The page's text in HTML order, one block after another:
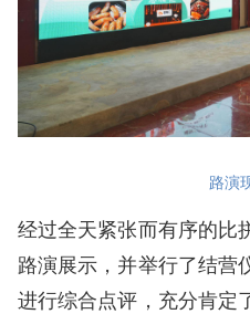
路演
经过全天紧张而有序的比
路演展示，并举行了结营
进行综合点评，充分肯定